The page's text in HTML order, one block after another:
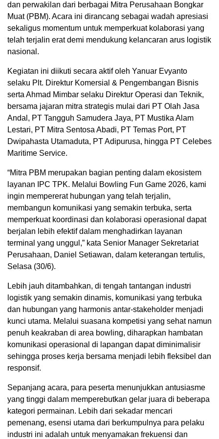
dan perwakilan dari berbagai Mitra Perusahaan Bongkar
Muat (PBM). Acara ini dirancang sebagai wadah apresiasi
sekaligus momentum untuk memperkuat kolaborasi yang
telah terjalin erat demi mendukung kelancaran arus logistik
nasional.
Kegiatan ini diikuti secara aktif oleh Yanuar Evyanto
selaku Plt. Direktur Komersial & Pengembangan Bisnis
serta Ahmad Mimbar selaku Direktur Operasi dan Teknik,
bersama jajaran mitra strategis mulai dari PT Olah Jasa
Andal, PT Tangguh Samudera Jaya, PT Mustika Alam
Lestari, PT Mitra Sentosa Abadi, PT Temas Port, PT
Dwipahasta Utamaduta, PT Adipurusa, hingga PT Celebes
Maritime Service.
“Mitra PBM merupakan bagian penting dalam ekosistem
layanan IPC TPK. Melalui Bowling Fun Game 2026, kami
ingin mempererat hubungan yang telah terjalin,
membangun komunikasi yang semakin terbuka, serta
memperkuat koordinasi dan kolaborasi operasional dapat
berjalan lebih efektif dalam menghadirkan layanan
terminal yang unggul,” kata Senior Manager Sekretariat
Perusahaan, Daniel Setiawan, dalam keterangan tertulis,
Selasa (30/6).
Lebih jauh ditambahkan, di tengah tantangan industri
logistik yang semakin dinamis, komunikasi yang terbuka
dan hubungan yang harmonis antar-stakeholder menjadi
kunci utama. Melalui suasana kompetisi yang sehat namun
penuh keakraban di area bowling, diharapkan hambatan
komunikasi operasional di lapangan dapat diminimalisir
sehingga proses kerja bersama menjadi lebih fleksibel dan
responsif.
Sepanjang acara, para peserta menunjukkan antusiasme
yang tinggi dalam memperebutkan gelar juara di beberapa
kategori permainan. Lebih dari sekadar mencari
pemenang, esensi utama dari berkumpulnya para pelaku
industri ini adalah untuk menyamakan frekuensi dan